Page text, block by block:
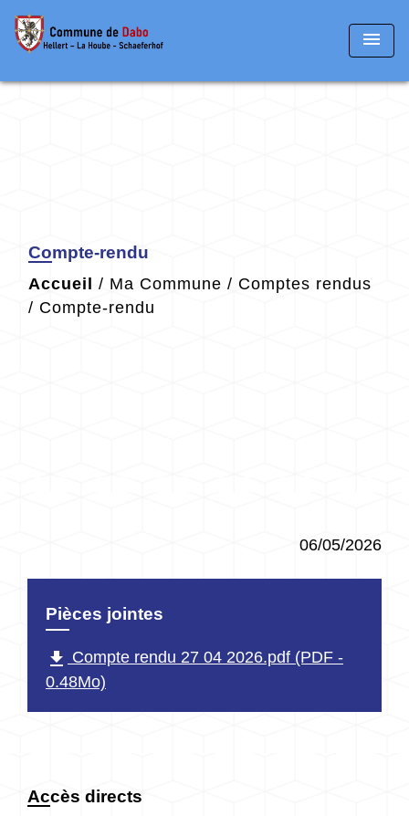
menu
Compte-rendu
Accueil / Ma Commune / Comptes rendus
/ Compte-rendu
06/05/2026
Pièces jointes
file_download Compte rendu 27 04 2026.pdf (PDF -
0.48Mo)
Accès directs